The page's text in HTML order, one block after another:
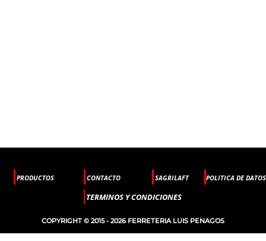
PRODUCTOS CONTACTO SAGRILAFT POLITICA DE DATOS
TERMINOS Y CONDICIONES
COPYRIGHT © 2015 - 2026 FERRETERIA LUIS PENAGOS